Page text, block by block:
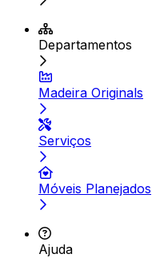
Departamentos
Madeira Originals
Serviços
Móveis Planejados
Ajuda